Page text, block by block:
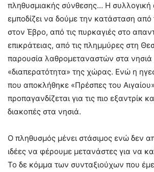
πληθυσμιακής σύνθεσης… Η συλλογική
εμποδίζει να δούμε την κατάσταση από
στον Έβρο, από τις πυρκαγιές στο
επικράτειας, από τις πλημμύρες στη
παρουσία λαθρομεταναστών στα νησιά
«διαπερατότητα» της χώρας. Ενώ η
που αποκλήθηκε «Πρέσπες του
προπαγανδίζεται για τις πιο εξαντρίκ
διακοπές στα νησιά.
Ο πληθυσμός μένει στάσιμος ενώ δεν
ιδέες να φέρουμε μετανάστες για να
Το δε κόμμα των συνταξιούχων που